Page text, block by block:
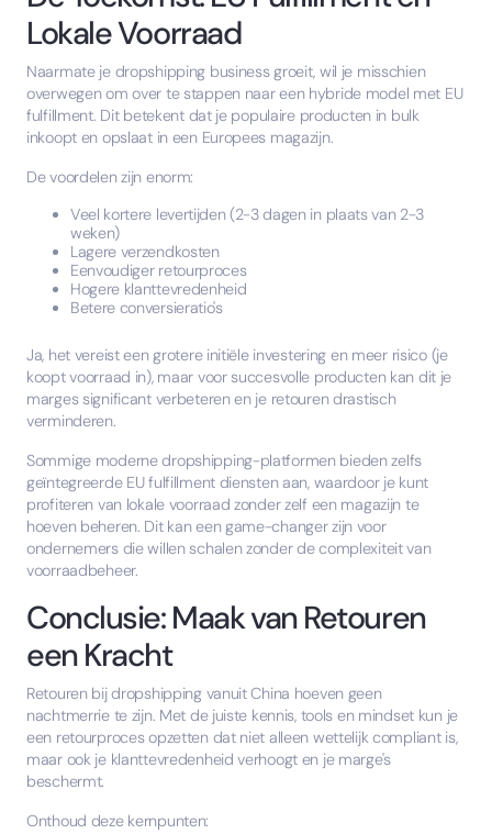
Lokale Voorraad
Naarmate je dropshipping business groeit, wil je misschien
overwegen om over te stappen naar een hybride model met EU
fulfillment. Dit betekent dat je populaire producten in bulk
inkoopt en opslaat in een Europees magazijn.
De voordelen zijn enorm:
Veel kortere levertijden (2-3 dagen in plaats van 2-3
weken)
Lagere verzendkosten
Eenvoudiger retourproces
Hogere klanttevredenheid
Betere conversieratio's
Ja, het vereist een grotere initiële investering en meer risico (je
koopt voorraad in), maar voor succesvolle producten kan dit je
marges significant verbeteren en je retouren drastisch
verminderen.
Sommige moderne dropshipping-platformen bieden zelfs
geïntegreerde EU fulfillment diensten aan, waardoor je kunt
profiteren van lokale voorraad zonder zelf een magazijn te
hoeven beheren. Dit kan een game-changer zijn voor
ondernemers die willen schalen zonder de complexiteit van
voorraadbeheer.
Conclusie: Maak van Retouren
een Kracht
Retouren bij dropshipping vanuit China hoeven geen
nachtmerrie te zijn. Met de juiste kennis, tools en mindset kun je
een retourproces opzetten dat niet alleen wettelijk compliant is,
maar ook je klanttevredenheid verhoogt en je marge's
beschermt.
Onthoud deze kernpunten: